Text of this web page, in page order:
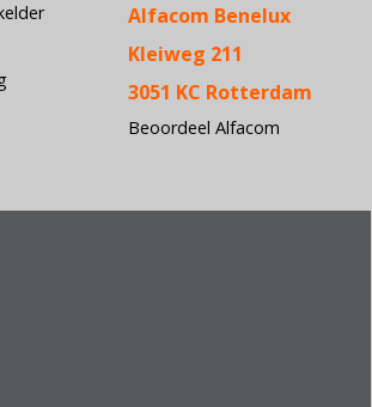
Alfacom Benelux
Kleiweg 211
3051 KC Rotterdam
Beoordeel Alfacom